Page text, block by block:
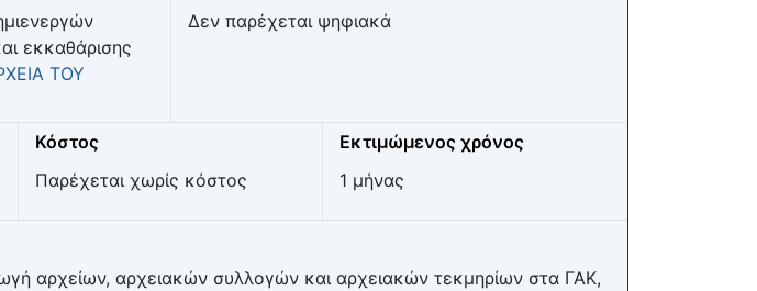
εκκαθάρισης
ΤΟΥ
Δεν παρέχεται ψηφιακά
Κόστος
Παρέχεται χωρίς κόστος
Εκτιμώμενος χρόνος
1 μήνας
αρχείων, αρχειακών συλλογών και αρχειακών τεκμηρίων στα ΓΑΚ,